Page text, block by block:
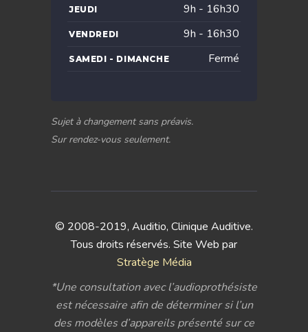
JEUDI 9h - 16h30
VENDREDI 9h - 16h30
SAMEDI - DIMANCHE Fermé
Sujet à changement sans préavis.
Sur rendez-vous seulement.
© 2008-2019, Auditio, Clinique Auditive.
Tous droits réservés. Site Web par
Stratège Média
*Une consultation avec l’audioprothésiste
est nécessaire afin de déterminer si l’un
des modèles d’appareils présenté sur ce